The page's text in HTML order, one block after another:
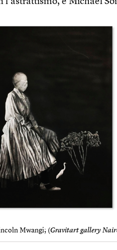
Mwangi; (Gravitart gallery